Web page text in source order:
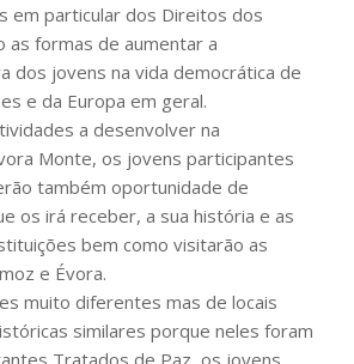
em particular dos Direitos dos
as formas de aumentar a
dos jovens na vida democrática de
e da Europa em geral.
a desenvolver na
Monte, os jovens participantes
também oportunidade de
os irá receber, a sua história e as
bem como visitarão as
e Évora.
muito diferentes mas de locais
similares porque neles foram
Tratados de Paz, os jovens